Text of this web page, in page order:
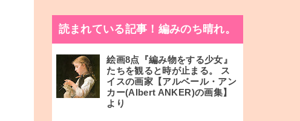
読まれている記事！編みのち晴れ。
絵画8点『編み物をする少女』
たちを観ると時が止まる。 ス
イスの画家【アルベール・アン
カー(Albert ANKER)の画集】
より